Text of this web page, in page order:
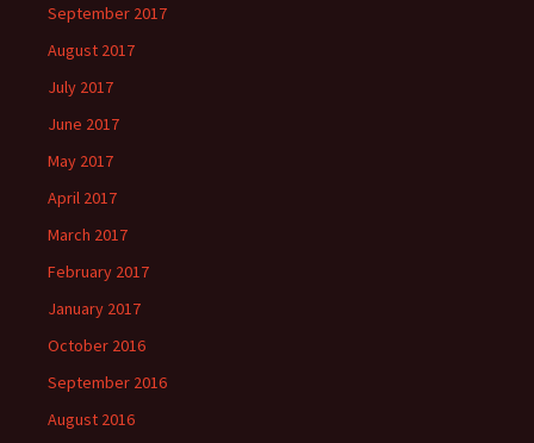
September 2017
August 2017
July 2017
June 2017
May 2017
April 2017
March 2017
February 2017
January 2017
October 2016
September 2016
August 2016